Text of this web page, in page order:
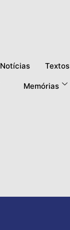
Notícias Textos
Memórias